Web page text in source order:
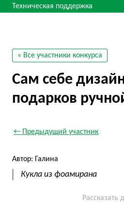
Техническая поддержка
« Все участники конкурса
Сам себе
подарков
← Предыдущий участник
Автор: Галина
Кукла из фоамирана
Рассказать